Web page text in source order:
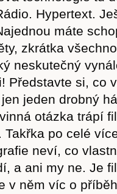
Hypertext.
máte
zkrátka
neskutečný
Představte si, co
jeden drobný
otázka trápí
po celé
neví, co
a ani my ne. Je
v něm víc o